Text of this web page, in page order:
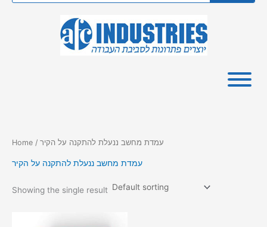
Home / עמדת מחשב ננעלת להתקנה על הקיר
עמדת מחשב ננעלת להתקנה על הקיר
Showing the single result